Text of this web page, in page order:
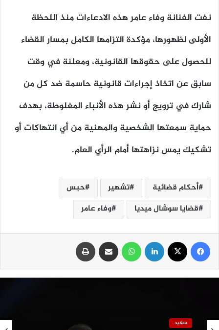
نفت الفنانة وفاء عامر هذه الادعاءات منذ اللحظة
الأولى لظهورها، مؤكدة التزامها الكامل بمسار القضاء
للحصول على حقوقها القانونية، ومعلنة في وقت
سابق عن اتخاذ إجراءات قانونية حاسمة ضد كل من
شارك في ترويج أو نشر هذه الأنباء المغلوطة، بهدف
حماية سمعتها الشخصية والمهنية من أي انتهاكات أو
تشكيك يمس نزاهتها أمام الرأي العام.
أحكام قضائية تشهير
حبس
قضايا سوشال ميديا
وفاء عامر
تقارير وتحقيقات